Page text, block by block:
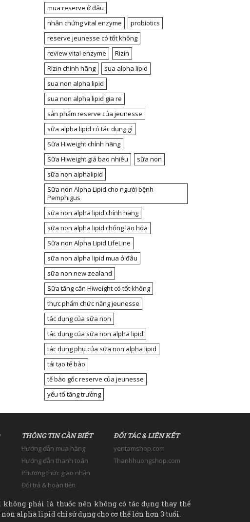
mua reserve ở đâu
nhân chứng vital enzyme
probiotics
reserve jeunesse có tốt không
review vital enzyme
Rizin
Rizin chính hãng
sua alpha lipid
sua non alpha lipid
sua non alpha lipid gia re
sản phẩm reserve của jeunesse
sữa alpha lipid có tác dụng gì
Sữa Hiweight chính hãng
Sữa Hiweight giá bao nhiêu
sữa non
sữa non alphalipid
Sữa non Alpha Lipid cho người bệnh
Pemphigus
sữa non alpha lipid chính hãng
sữa non alpha lipid chống lão hóa
Sữa non Alpha Lipid LifeLine
sữa non alpha lipid mua ở đâu
sữa non new zealand
Sữa tăng cân Hiweight có tốt không
thực phẩm chức năng jeunesse
tác dụng của sữa non
tác dụng của sữa non alpha lipid
tác dụng phụ của sữa non alpha lipid
tái tạo tế bào
tế bào gốc reserve của jeunesse
yếu tố tăng trưởng
THÔNG TIN CẦN BIẾT
Hướng dẫn mua hàng
Hướng dẫn thanh toán
Phương thức giao nhận
Đổi trả & hoàn tiền
ĐỐI TÁC & LIÊN KẾT
yentamshop.com
Thanhhuongshop.com
phải là thuốc nên không có tác dụng thay thế
non alpha lipid chỉ sử dụng cho cơ thể lớn hơn 3 tuổi.